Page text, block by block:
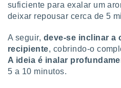
suficiente para exalar um
deixar repousar cerca de 5
A seguir, deve-se inclinar a
recipiente, cobrindo-o
A ideia é inalar
5 a 10 minutos.